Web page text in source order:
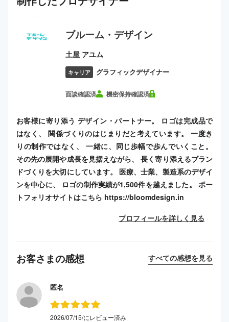
ブルーム・デザイン
土屋 アユム
キャリア グラフィックデザイナー
面談確認済 機密保持確認済
お客様に寄り添う デザイン・パートナー。 ロゴは完成品で
はなく、 関係づくりのはじまりだと考えています。 一度き
りの制作ではなく、 一緒に、同じ歩幅で歩んでいくこと。
その先の展開や成長を見据えながら、 長く寄り添えるブラン
ドづくりを大切にしています。 医療、士業、製造系のデザイ
ンを中心に、 ロゴの制作実績が1,500件を越えました。 ポー
トフォリオサイトはこちら https://bloomdesign.in
プロフィールを詳しく見る
お客さまの感想 すべての感想を見る
匿名
2026/07/15/にレビュー済み